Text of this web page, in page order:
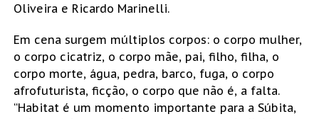
Oliveira e Ricardo Marinelli.
Em cena surgem múltiplos corpos: o corpo mulher,
o corpo cicatriz, o corpo mãe, pai, filho, filha, o
corpo morte, água, pedra, barco, fuga, o corpo
afrofuturista, ficção, o corpo que não é, a falta.
“Habitat é um momento importante para a Súbita,